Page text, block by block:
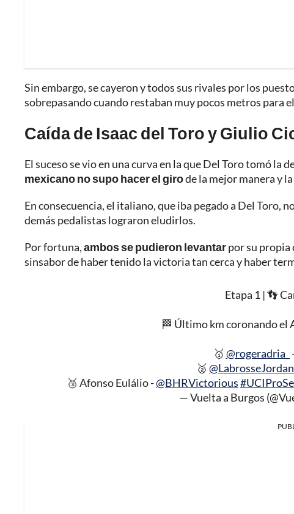
Sin embargo, se cayeron y todos sus rivales por los
sobrepasando cuando restaban muy pocos metros para
Caída de Isaac del Toro y Giulio
El suceso se vio en una curva en la que Del Toro tomó la
mexicano no supo hacer el girode la mejor manera y
En consecuencia, el italiano, que iba pegado a Del Toro,
demás pedalistas lograron eludirlos.
Por fortuna,ambos se pudieron levantarpor su propia
sinsabor de haber tenido la victoria tan cerca y haber
Etapa 1 | 👣
🏁 Último km coronando el
🥇 @rogeradria_
🥈 @LabrosseJordan
🥉 Afonso Eulálio -@BHRVictorious
— Vuelta a Burgos